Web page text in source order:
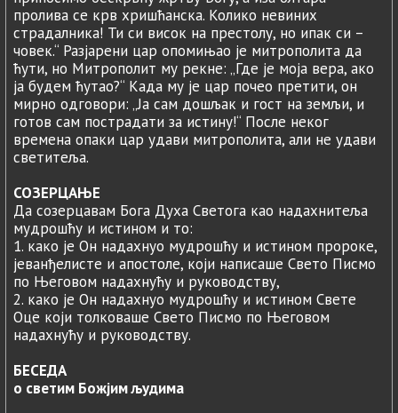
пролива се крв хришћанска. Колико невиних
страдалника! Ти си висок на престолу, но ипак си –
човек.“ Разјарени цар опомињао је митрополита да
ћути, но Митрополит му рекне: „Где је моја вера, ако
ја будем ћутао?“ Када му је цар почео претити, он
мирно одговори: „Ја сам дошљак и гост на земљи, и
готов сам пострадати за истину!“ После неког
времена опаки цар удави митрополита, али не удави
светитеља.
СОЗЕРЦАЊЕ
Да созерцавам Бога Духа Светога као надахнитеља
мудрошћу и истином и то:
1. како је Он надахнуо мудрошћу и истином пророке,
јеванђелисте и апостоле, који написаше Свето Писмо
по Његовом надахнућу и руководству,
2. како је Он надахнуо мудрошћу и истином Свете
Оце који толковаше Свето Писмо по Његовом
надахнућу и руководству.
БЕСЕДА
о светим Божјим људима